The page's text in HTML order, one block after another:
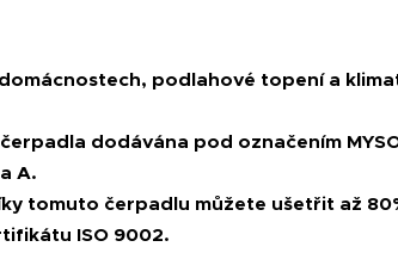
podlahové topení a
dodávána pod označením
A.
tomuto čerpadlu můžete ušetřit až
ISO 9002.